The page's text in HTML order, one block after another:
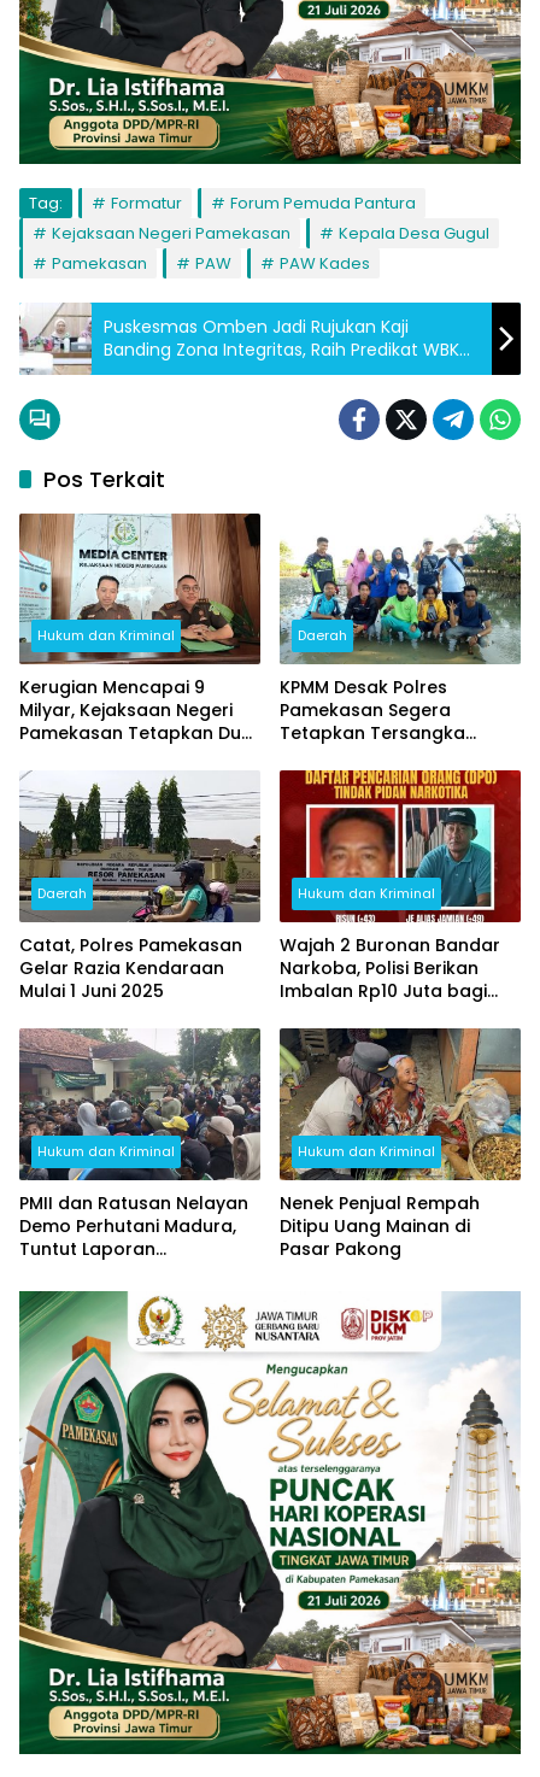
Tag: Formatur
Forum Pemuda Pantura
Kejaksaan Negeri Pamekasan
Kepala Desa Gugul
Pamekasan
PAW PAW Kades
Puskesmas Omben Jadi Rujukan Kaji
Banding Zona Integritas, Raih Predikat WBK
dari Kemen-PANRB
Pos Terkait
Hukum dan Kriminal
Kerugian Mencapai 9
Milyar, Kejaksaan Negeri
Pamekasan Tetapkan Dua
Daerah
KPMM Desak Polres
Pamekasan Segera
Tetapkan Tersangka
Daerah
Catat, Polres Pamekasan
Gelar Razia Kendaraan
Mulai 1 Juni 2025
Hukum dan Kriminal
Wajah 2 Buronan Bandar
Narkoba, Polisi Berikan
Imbalan Rp10 Juta bagi
Hukum dan Kriminal
PMII dan Ratusan Nelayan
Demo Perhutani Madura,
Tuntut Laporan
Mangrove Dicabut
Hukum dan Kriminal
Nenek Penjual Rempah
Ditipu Uang Mainan di
Pasar Pakong